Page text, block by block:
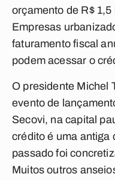
orçamento de R$
Empresas
faturamento fiscal
podem acessar o
O presidente Michel
evento de
Secovi, na capital
crédito é uma antiga
passado foi
Muitos outros